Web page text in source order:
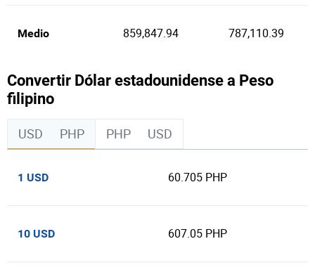
Medio 859,847.94 787,110.39
Convertir Dólar estadounidense a Peso
filipino
USD PHP PHP USD
1 USD 60.705 PHP
10 USD 607.05 PHP